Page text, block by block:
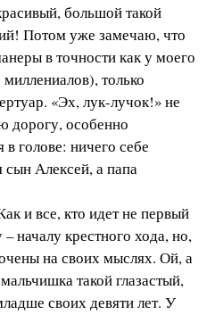
большой такой
Потом уже замечаю, что
в точности как у моего
только
«Эх, лук-лучок!» не
дорогу, особенно
голове: ничего себе
сын Алексей, а папа
и все, кто идет не первый
началу крестного хода, но,
на своих мыслях. Ой, а
такой глазастый,
своих девяти лет. У